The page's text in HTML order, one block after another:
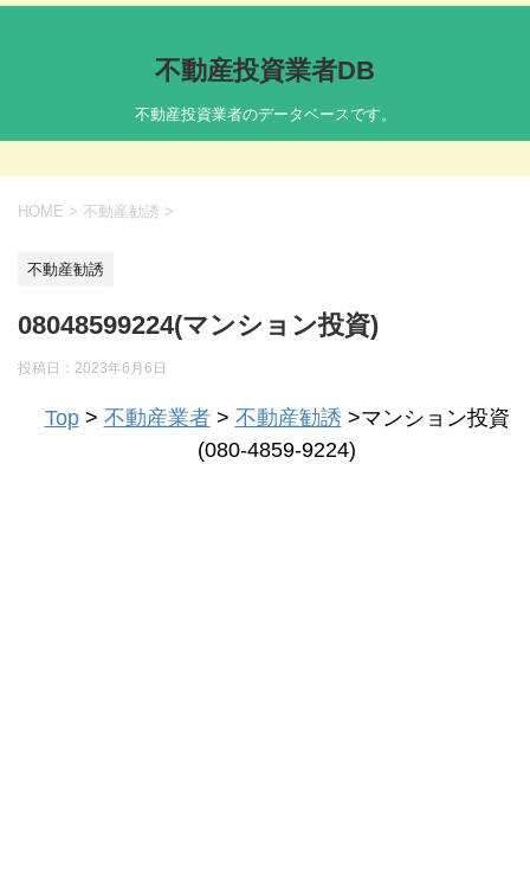
不動産投資業者DB
不動産投資業者のデータベースです。
HOME > 不動産勧誘 >
不動産勧誘
08048599224(マンション投資)
投稿日： 2023年6月6日
Top> 不動産業者> 不動産勧誘 >マンション投資
(080-4859-9224)